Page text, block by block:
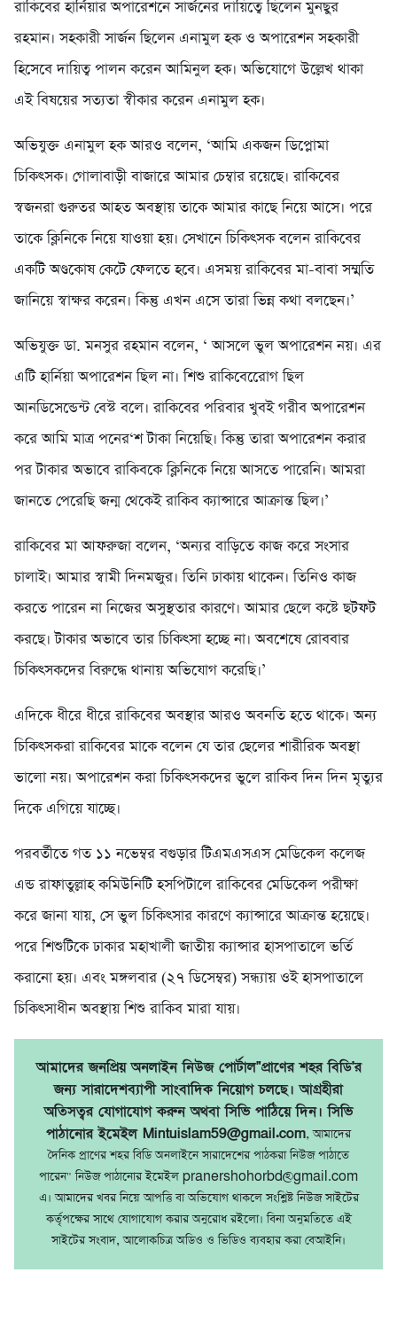
রাকিবের হার্নিয়ার অপারেশনে সার্জনের দায়িত্বে ছিলেন মুনছুর
রহমান। সহকারী সার্জন ছিলেন এনামুল হক ও অপারেশন সহকারী
হিসেবে দায়িত্ব পালন করেন আমিনুল হক। অভিযোগে উল্লেখ থাকা
এই বিষয়ের সত্যতা স্বীকার করেন এনামুল হক।
অভিযুক্ত এনামুল হক আরও বলেন, ‘আমি একজন ডিপ্লোমা
চিকিৎসক। গোলাবাড়ী বাজারে আমার চেম্বার রয়েছে। রাকিবের
স্বজনরা গুরুতর আহত অবস্থায় তাকে আমার কাছে নিয়ে আসে। পরে
তাকে ক্লিনিকে নিয়ে যাওয়া হয়। সেখানে চিকিৎসক বলেন রাকিবের
একটি অণ্ডকোষ কেটে ফেলতে হবে। এসময় রাকিবের মা-বাবা সম্মতি
জানিয়ে স্বাক্ষর করেন। কিন্তু এখন এসে তারা ভিন্ন কথা বলছেন।’
অভিযুক্ত ডা. মনসুর রহমান বলেন, ‘ আসলে ভুল অপারেশন নয়। এর
এটি হার্নিয়া অপারেশন ছিল না। শিশু রাকিবেরেোগ ছিল
আনডিসেন্ডেন্ট বেস্ট বলে। রাকিবের পরিবার খুবই গরীব অপারেশন
করে আমি মাত্র পনের‘শ টাকা নিয়েছি। কিন্তু তারা অপারেশন করার
পর টাকার অভাবে রাকিবকে ক্লিনিকে নিয়ে আসতে পারেনি। আমরা
জানতে পেরেছি জন্ম থেকেই রাকিব ক্যান্সারে আক্রান্ত ছিল।’
রাকিবের মা আফরুজা বলেন, ‘অন্যর বাড়িতে কাজ করে সংসার
চালাই। আমার স্বামী দিনমজুর। তিনি ঢাকায় থাকেন। তিনিও কাজ
করতে পারেন না নিজের অসুস্থতার কারণে। আমার ছেলে কষ্টে ছটফট
করছে। টাকার অভাবে তার চিকিৎসা হচ্ছে না। অবশেষে রোববার
চিকিৎসকদের বিরুদ্ধে থানায় অভিযোগ করেছি।’
এদিকে ধীরে ধীরে রাকিবের অবস্থার আরও অবনতি হতে থাকে। অন্য
চিকিৎসকরা রাকিবের মাকে বলেন যে তার ছেলের শারীরিক অবস্থা
ভালো নয়। অপারেশন করা চিকিৎসকদের ভুলে রাকিব দিন দিন মৃত্যুর
দিকে এগিয়ে যাচ্ছে।
পরবর্তীতে গত ১১ নভেম্বর বগুড়ার টিএমএসএস মেডিকেল কলেজ
এন্ড রাফাতুল্লাহ কমিউনিটি হসপিটালে রাকিবের মেডিকেল পরীক্ষা
করে জানা যায়, সে ভুল চিকিৎসার কারণে ক্যান্সারে আক্রান্ত হয়েছে।
পরে শিশুটিকে ঢাকার মহাখালী জাতীয় ক্যান্সার হাসপাতালে ভর্তি
করানো হয়। এবং মঙ্গলবার (২৭ ডিসেম্বর) সন্ধ্যায় ওই হাসপাতালে
চিকিৎসাধীন অবস্থায় শিশু রাকিব মারা যায়।
আমাদের জনপ্রিয় অনলাইন নিউজ পোর্টাল"প্রাণের শহর বিডি'র
জন্য সারাদেশব্যাপী সাংবাদিক নিয়োগ চলছে। আগ্রহীরা
অতিসত্বর যোগাযোগ করুন অথবা সিভি পাঠিয়ে দিন। সিভি
পাঠানোর ইমেইল Mintuislam59@gmail.com, আমাদের
দৈনিক প্রাণের শহর বিডি অনলাইনে সারাদেশের পাঠকরা নিউজ পাঠাতে
পারেন" নিউজ পাঠানোর ইমেইল pranershohorbd@gmail.com
এ। আমাদের খবর নিয়ে আপত্তি বা অভিযোগ থাকলে সংশ্লিষ্ট নিউজ সাইটের
কর্তৃপক্ষের সাথে যোগাযোগ করার অনুরোধ রইলো। বিনা অনুমতিতে এই
সাইটের সংবাদ, আলোকচিত্র অডিও ও ভিডিও ব্যবহার করা বেআইনি।